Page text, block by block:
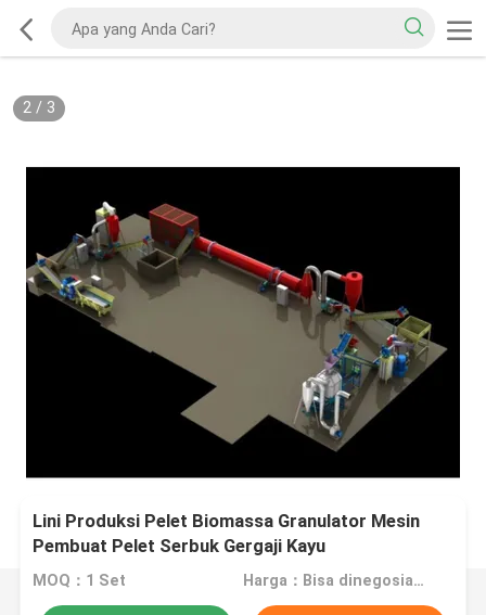
2/ 3
Lini Produksi Pelet Biomassa Granulator Mesin
Pembuat Pelet Serbuk Gergaji Kayu
MOQ：1 Set Harga：Bisa dinegosiasikan